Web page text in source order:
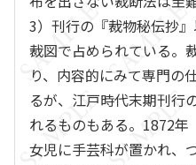
3）刊行の『裁物秘伝抄
裁図で占められている。
り、内容的にみて専門の
るが、江戸時代末期刊行
れるものもある。1872
女児に手芸科が置かれ、